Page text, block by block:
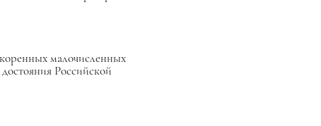
малочисленных
Российской